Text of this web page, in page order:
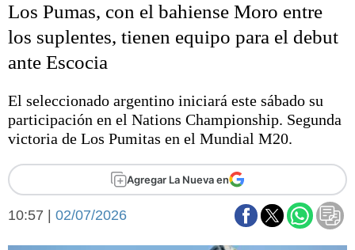
El mundo
Seguridad
Opinión
Liga del Sur
Básquetbol
Fútbol
Aplausos
Cines
Economía y campo
Economía y finanzas
Con el campo
Los Pumas, con el bahiense Moro entre
los suplentes, tienen equipo para el debut
ante Escocia
El seleccionado argentino iniciará este sábado su
participación en el Nations Championship. Segunda
victoria de Los Pumitas en el Mundial M20.
Agregar La Nueva en
10:57 | 02/07/2026